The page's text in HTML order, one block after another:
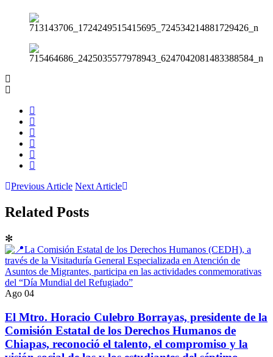
Previous Article Next Article
Related Posts
✻
Ago 04
El Mtro. Horacio Culebro Borrayas, presidente de la
Comisión Estatal de los Derechos Humanos de
Chiapas, reconoció el talento, el compromiso y la